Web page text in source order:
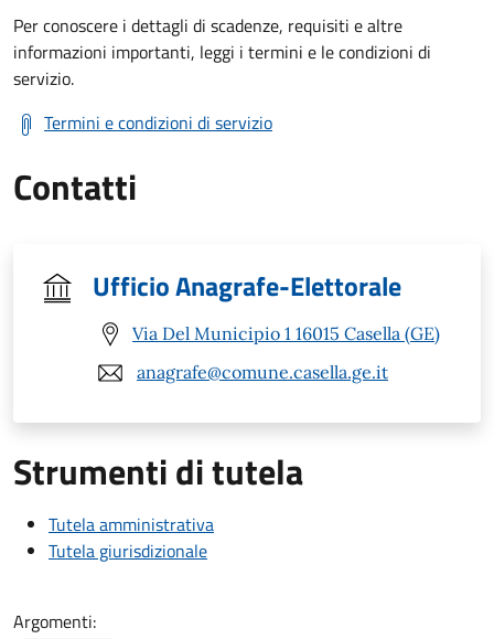
Per conoscere i dettagli di scadenze, requisiti e altre
informazioni importanti, leggi i termini e le condizioni di
servizio.
Termini e condizioni di servizio
Contatti
Ufficio Anagrafe-Elettorale
Via Del Municipio 1 16015 Casella (GE)
anagrafe@comune.casella.ge.it
Strumenti di tutela
Tutela amministrativa
Tutela giurisdizionale
Argomenti: